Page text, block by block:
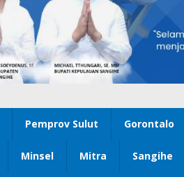
Pemprov Sulut Gorontalo
Minsel Mitra Sangihe